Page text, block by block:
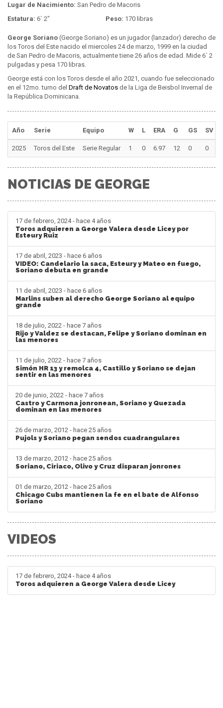
Lugar de Nacimiento: San Pedro de Macoris
Estatura: 6´ 2" Peso: 170 libras
George Soriano (George Soriano) es un jugador (lanzador) derecho de
los Toros del Este nacido el miercoles 24 de marzo, 1999 en la ciudad
de San Pedro de Macoris, actualmente tiene 26 años de edad. Mide 6´ 2
pulgadas y pesa 170 libras.
George está con los Toros desde el año 2021, cuando fue seleccionado
en el 12mo. turno del Draft de Novatos de la Liga de Beisbol Invernal de
la República Dominicana.
Año Serie Equipo W L ERA G GS SV
2025 Toros del Este Serie Regular 1 0 6.97 12 0 0
NOTICIAS DE GEORGE
17 de febrero, 2024 - hace 4 años
Toros adquieren a George Valera desde Licey por
Esteury Ruiz
17 de abril, 2023 - hace 6 años
VIDEO: Candelario la saca, Esteury y Mateo en fuego,
Soriano debuta en grande
11 de abril, 2023 - hace 6 años
Marlins suben al derecho George Soriano al equipo
grande
18 de julio, 2022 - hace 7 años
Rijo y Valdez se destacan, Felipe y Soriano dominan en
las menores
11 de julio, 2022 - hace 7 años
Simón HR 13 y remolca 4, Castillo y Soriano se dejan
sentir en las menores
20 de junio, 2022 - hace 7 años
Castro y Carmona jonronean, Soriano y Quezada
dominan en las menores
26 de marzo, 2012 - hace 25 años
Pujols y Soriano pegan sendos cuadrangulares
13 de marzo, 2012 - hace 25 años
Soriano, Ciriaco, Olivo y Cruz disparan jonrones
01 de marzo, 2012 - hace 25 años
Chicago Cubs mantienen la fe en el bate de Alfonso
Soriano
VIDEOS
17 de febrero, 2024 - hace 4 años
Toros adquieren a George Valera desde Licey